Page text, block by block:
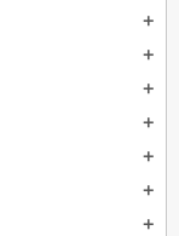
add
add
add
add
add
add
add